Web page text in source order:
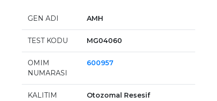
GEN ADI AMH
TEST KODU MG04060
OMIM
NUMARASI
600957
KALITIM
Otozomal Resesif